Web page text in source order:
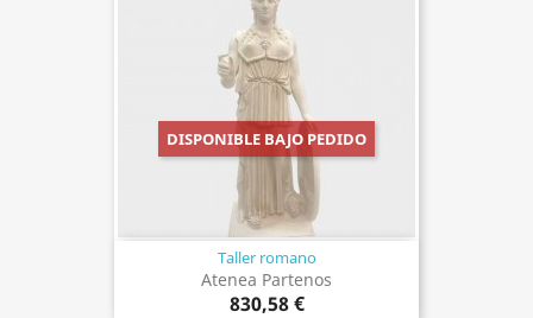
Taller romano
Atenea Partenos
830,58 €
DISPONIBLE BAJO PEDIDO